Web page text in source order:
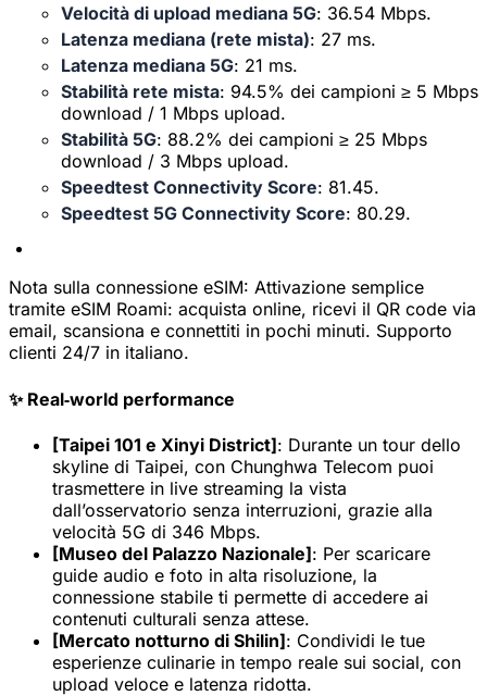
Velocità di upload mediana 5G: 36.54 Mbps.
Latenza mediana (rete mista): 27 ms.
Latenza mediana 5G: 21 ms.
Stabilità rete mista: 94.5% dei campioni ≥ 5 Mbps
download / 1 Mbps upload.
Stabilità 5G: 88.2% dei campioni ≥ 25 Mbps
download / 3 Mbps upload.
Speedtest Connectivity Score: 81.45.
Speedtest 5G Connectivity Score: 80.29.
Nota sulla connessione eSIM: Attivazione semplice
tramite eSIM Roami: acquista online, ricevi il QR code via
email, scansiona e connettiti in pochi minuti. Supporto
clienti 24/7 in italiano.
✨ Real‑world performance
[Taipei 101 e Xinyi District]: Durante un tour dello
skyline di Taipei, con Chunghwa Telecom puoi
trasmettere in live streaming la vista
dall’osservatorio senza interruzioni, grazie alla
velocità 5G di 346 Mbps.
[Museo del Palazzo Nazionale]: Per scaricare
guide audio e foto in alta risoluzione, la
connessione stabile ti permette di accedere ai
contenuti culturali senza attese.
[Mercato notturno di Shilin]: Condividi le tue
esperienze culinarie in tempo reale sui social, con
upload veloce e latenza ridotta.